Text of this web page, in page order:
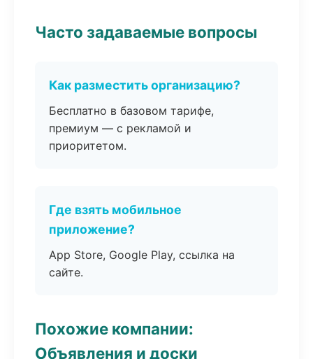
Часто задаваемые вопросы
Как разместить организацию?
Бесплатно в базовом тарифе,
премиум — с рекламой и
приоритетом.
Где взять мобильное
приложение?
App Store, Google Play, ссылка на
сайте.
Похожие компании:
Объявления и доски